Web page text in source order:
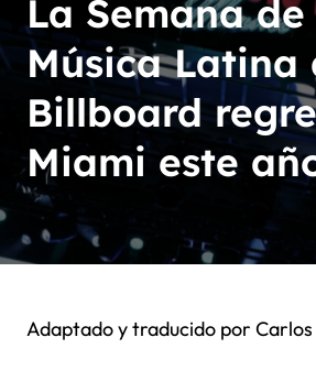
La Semana
Música Latina
Billboard
Miami este
Adaptado y traducido por